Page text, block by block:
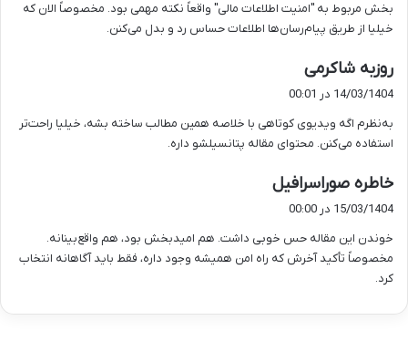
بخش مربوط به "امنیت اطلاعات مالی" واقعاً نکته‌ مهمی بود. مخصوصاً الان که
خیلیا از طریق پیام‌رسان‌ها اطلاعات حساس رد و بدل می‌کنن.
روزبه شاکرمی
ف
:
14/03/1404 در 00:01
به‌نظرم اگه ویدیوی کوتاهی با خلاصه همین مطالب ساخته بشه، خیلیا راحت‌تر
استفاده می‌کنن. محتوای مقاله پتانسیلشو داره.
خاطره صوراسرافیل
:
15/03/1404 در 00:00
خوندن این مقاله حس خوبی داشت. هم امیدبخش بود، هم واقع‌بینانه.
مخصوصاً تأکید آخرش که راه امن همیشه وجود داره، فقط باید آگاهانه انتخاب
کرد.